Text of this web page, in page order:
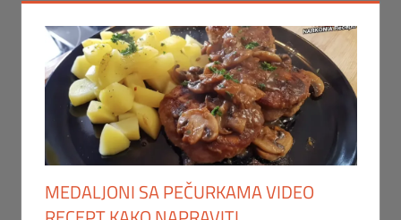
MEDALJONI SA PEČURKAMA VIDEO